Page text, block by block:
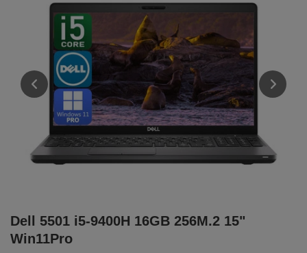
Dell 5501 i5-9400H 16GB 256M.2 15"
Win11Pro